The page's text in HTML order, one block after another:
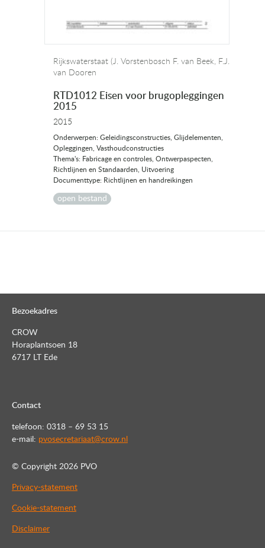
Rijkswaterstaat (J. Vorstenbosch F. van Beek, F.J.
van Dooren
RTD1012 Eisen voor brugopleggingen
2015
2015
Onderwerpen: Geleidingsconstructies, Glijdelementen,
Opleggingen, Vasthoudconstructies
Thema's: Fabricage en controles, Ontwerpaspecten,
Richtlijnen en Standaarden, Uitvoering
Documenttype: Richtlijnen en handreikingen
open bestand
Bezoekadres
CROW
Horaplantsoen 18
6717 LT Ede
Contact
telefoon: 0318 – 69 53 15
e-mail: pvosecretariaat@crow.nl
© Copyright 2026 PVO
Privacy-statement
Cookie-statement
Disclaimer